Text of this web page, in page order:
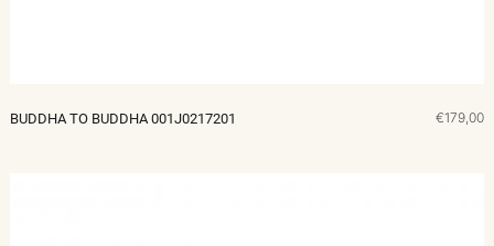
BUDDHA TO BUDDHA 001J0217201 €179,00